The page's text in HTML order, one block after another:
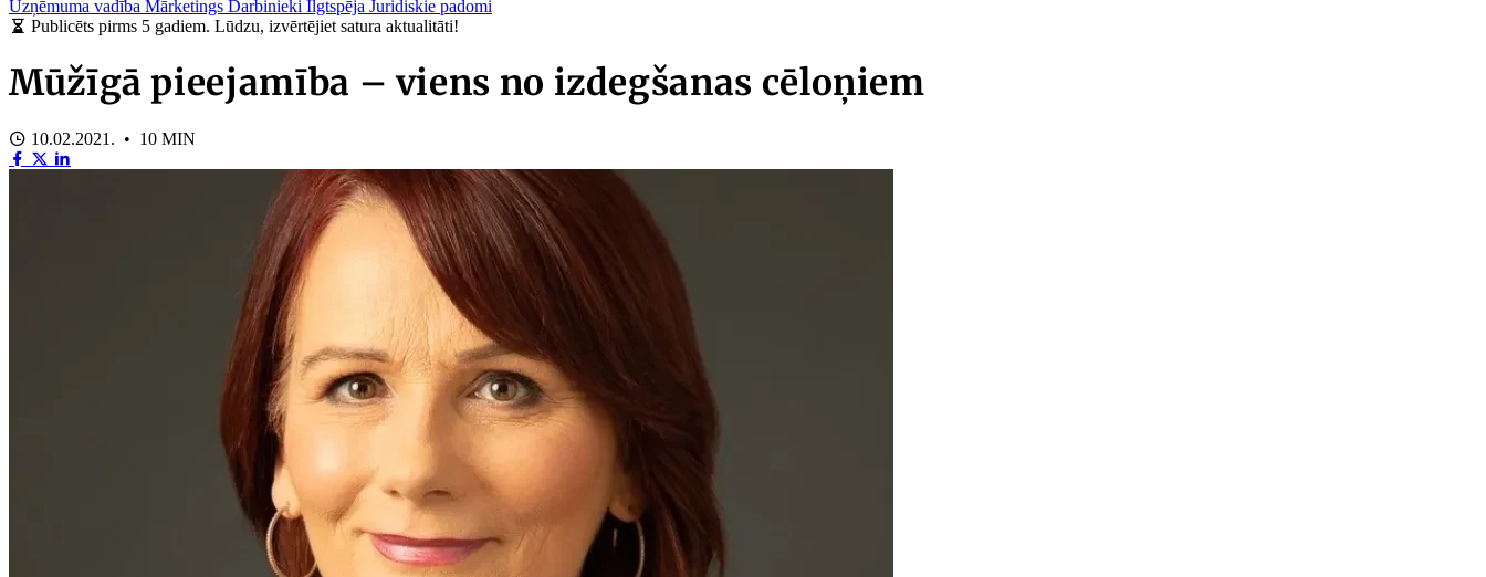
Uzņēmuma vadība Mārketings Darbinieki Ilgtspēja Juridiskie padomi
Publicēts pirms 5 gadiem. Lūdzu, izvērtējiet satura aktualitāti!
Mūžīgā pieejamība – viens no izdegšanas cēloņiem
10.02.2021. • 10 MIN